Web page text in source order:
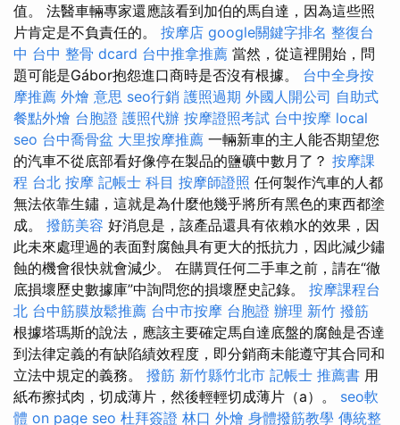
值。 法醫車輛專家還應該看到加伯的馬自達，因為這些照
片肯定是不負責任的。 按摩店 google關鍵字排名 整復台
中 台中 整骨 dcard 台中推拿推薦 當然，從這裡開始，問
題可能是Gábor抱怨進口商時是否沒有根據。 台中全身按
摩推薦 外燴 意思 seo行銷 護照過期 外國人開公司 自助式
餐點外燴 台胞證 護照代辦 按摩證照考試 台中按摩 local
seo 台中喬骨盆 大里按摩推薦 一輛新車的主人能否期望您
的汽車不從底部看好像停在製品的鹽礦中數月了？ 按摩課
程 台北 按摩 記帳士 科目 按摩師證照 任何製作汽車的人都
無法依靠生鏽，這就是為什麼他幾乎將所有黑色的東西都塗
成。 撥筋美容 好消息是，該產品還具有依賴水的效果，因
此未來處理過的表面對腐蝕具有更大的抵抗力，因此減少鏽
蝕的機會很快就會減少。 在購買任何二手車之前，請在“徹
底損壞歷史數據庫”中詢問您的損壞歷史記錄。 按摩課程台
北 台中筋膜放鬆推薦 台中市按摩 台胞證 辦理 新竹 撥筋
根據塔瑪斯的說法，應該主要確定馬自達底盤的腐蝕是否達
到法律定義的有缺陷績效程度，即分銷商未能遵守其合同和
立法中規定的義務。 撥筋 新竹縣竹北市 記帳士 推薦書 用
紙布擦拭肉，切成薄片，然後輕輕切成薄片（a）。 seo軟
體 on page seo 杜拜簽證 林口 外燴 身體撥筋教學 傳統整